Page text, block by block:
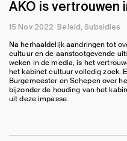
AKO is vertrouwen
15 Nov 2022 Beleid Subsidies
Na herhaaldelijk aandringen tot
cultuur en de aanstootgevende
weken in de media, is het
het kabinet cultuur volledig zoek.
Burgemeester en Schepen over
bijzonder de houding van het
uit deze impasse.